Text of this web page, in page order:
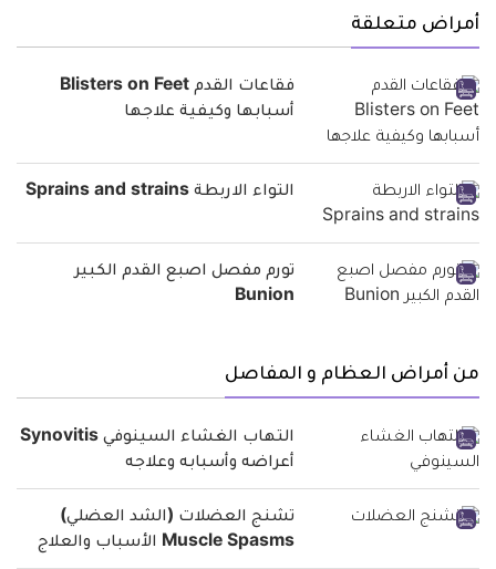
أمراض متعلقة
فقاعات القدم Blisters on Feet
أسبابها وكيفية علاجها
التواء الاربطة Sprains and strains
تورم مفصل اصبع القدم الكبير
Bunion
من أمراض العظام و المفاصل
التهاب الغشاء السينوفي Synovitis
أعراضه وأسبابه وعلاجه
تشنج العضلات (الشد العضلي)
Muscle Spasms الأسباب والعلاج